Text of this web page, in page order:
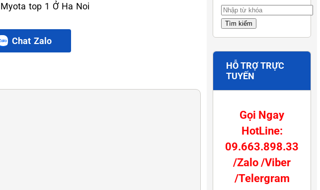
top 1 Ở Ha Noi
Chat Zalo
HỖ TRỢ TRỰC
TUYẾN
Gọi Ngay
HotLine:
09.663.898.33
/Zalo /Viber
/Telergram